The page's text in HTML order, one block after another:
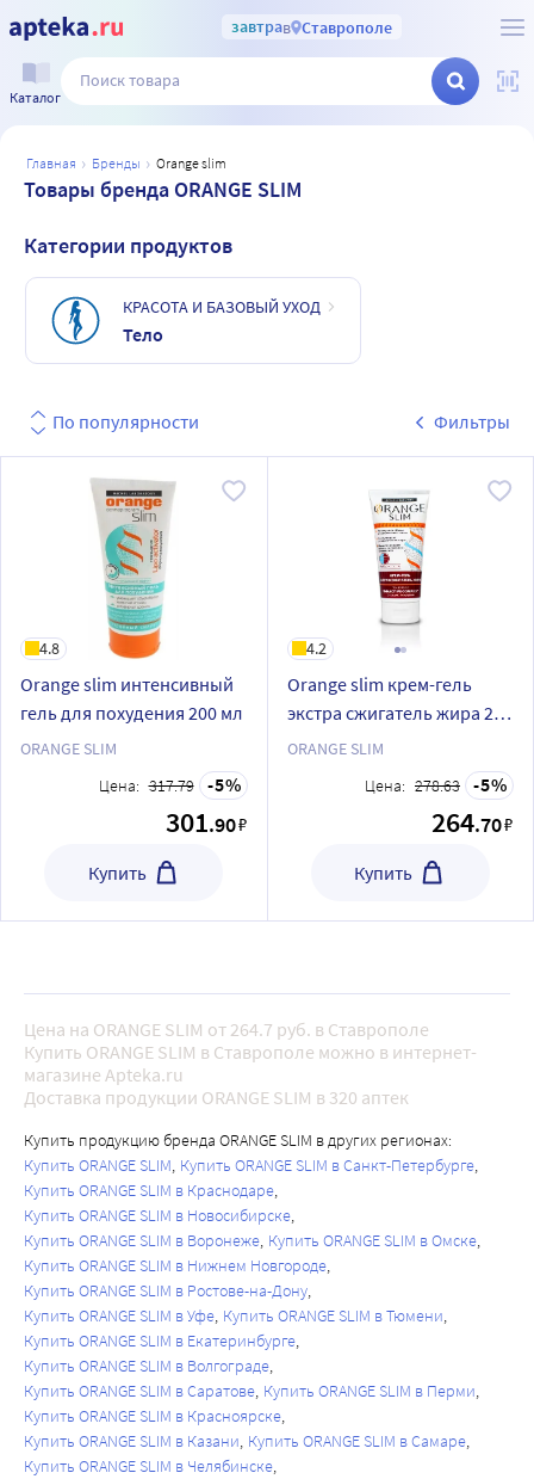
завтрав Ставрополе
Каталог
главная бренды orange slim
Товары бренда ORANGE SLIM
Категории продуктов
КРАСОТА И БАЗОВЫЙ УХОД
Тело
По популярности Фильтры
4.8
Orange slim интенсивный
гель для похудения 200 мл
ORANGE SLIM
Цена: 317.79 5
301.90₽
Купить
4.2
Orange slim крем-гель
экстра сжигатель жира 200
мл
ORANGE SLIM
Цена: 278.63 5
264.70₽
Купить
Цена на ORANGE SLIM от 264.7 руб. в Ставрополе
Купить ORANGE SLIM в Ставрополе можно в интернет-
магазине Apteka.ru
Доставка продукции ORANGE SLIM в 320 аптек
Купить продукцию бренда ORANGE SLIM в других регионах:
Купить ORANGE SLIM Купить ORANGE SLIM в Санкт-Петербурге
Купить ORANGE SLIM в Краснодаре
Купить ORANGE SLIM в Новосибирске
Купить ORANGE SLIM в Воронеже Купить ORANGE SLIM в Омске
Купить ORANGE SLIM в Нижнем Новгороде
Купить ORANGE SLIM в Ростове-на-Дону
Купить ORANGE SLIM в Уфе Купить ORANGE SLIM в Тюмени
Купить ORANGE SLIM в Екатеринбурге
Купить ORANGE SLIM в Волгограде
Купить ORANGE SLIM в Саратове Купить ORANGE SLIM в Перми
Купить ORANGE SLIM в Красноярске
Купить ORANGE SLIM в Казани Купить ORANGE SLIM в Самаре
Купить ORANGE SLIM в Челябинске